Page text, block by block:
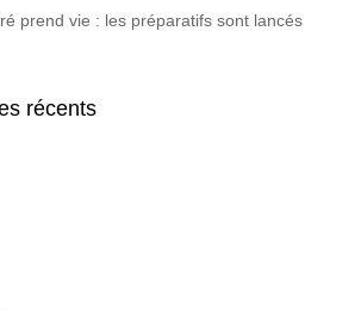
prend vie : les préparatifs sont lancés
récents